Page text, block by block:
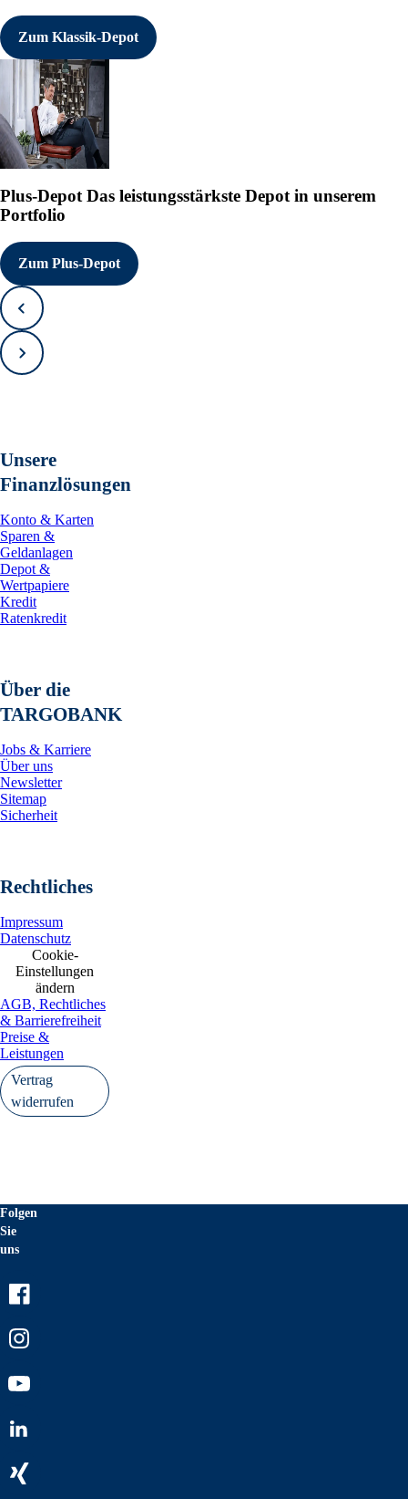
Zum Klassik-Depot
Plus-Depot Das leistungsstärkste Depot in unserem
Portfolio
Zum Plus-Depot
Zurück
Vorwärts
Unsere
Finanzlösungen
Konto & Karten
Sparen &
Geldanlagen
Depot &
Wertpapiere
Kredit
Ratenkredit
Über die
TARGOBANK
Jobs & Karriere
Über uns
Newsletter
Sitemap
Sicherheit
Rechtliches
Impressum
Datenschutz
Cookie-
Einstellungen
ändern
AGB, Rechtliches
& Barrierefreiheit
Preise &
Leistungen
Vertrag
widerrufen
Folgen
Sie
uns
Youtube